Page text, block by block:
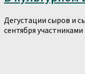
Дегустации сыров и
сентября